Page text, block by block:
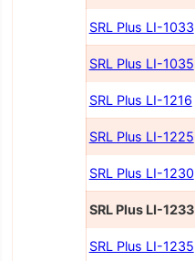
SRL Plus LI-1033
SRL Plus LI-1035
SRL Plus LI-1216
SRL Plus LI-1225
SRL Plus LI-1230
SRL Plus LI-1233
SRL Plus LI-1235